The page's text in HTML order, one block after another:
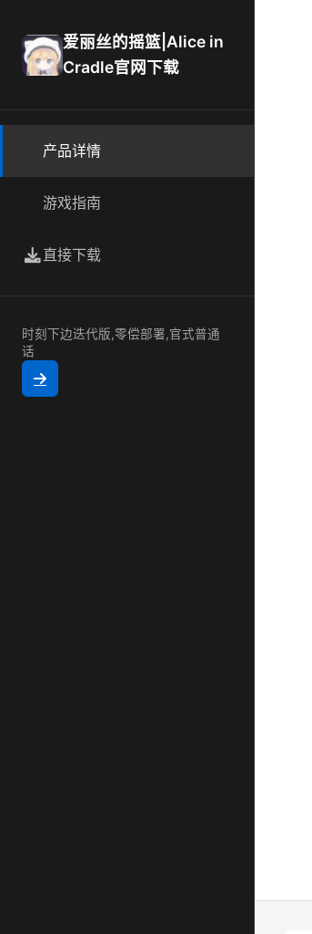
爱丽丝的摇篮|Alice in
Cradle官网下载
产品详情
游戏指南
直接下载
时刻下边迭代版,零偿部署,官式普通
话